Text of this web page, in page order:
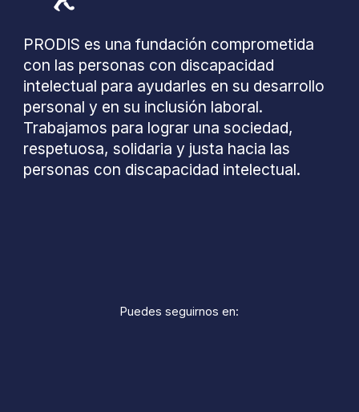
PRODIS es una fundación comprometida
con las personas con discapacidad
intelectual para ayudarles en su desarrollo
personal y en su inclusión laboral.
Trabajamos para lograr una sociedad,
respetuosa, solidaria y justa hacia las
personas con discapacidad intelectual.
Puedes seguirnos en: